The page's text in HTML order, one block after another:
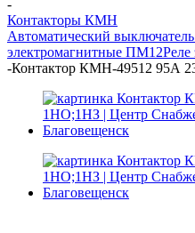
-
Контакторы КМН
Автоматический
электромагнитные ПМ12Реле
-Контактор КМН-49512 95А